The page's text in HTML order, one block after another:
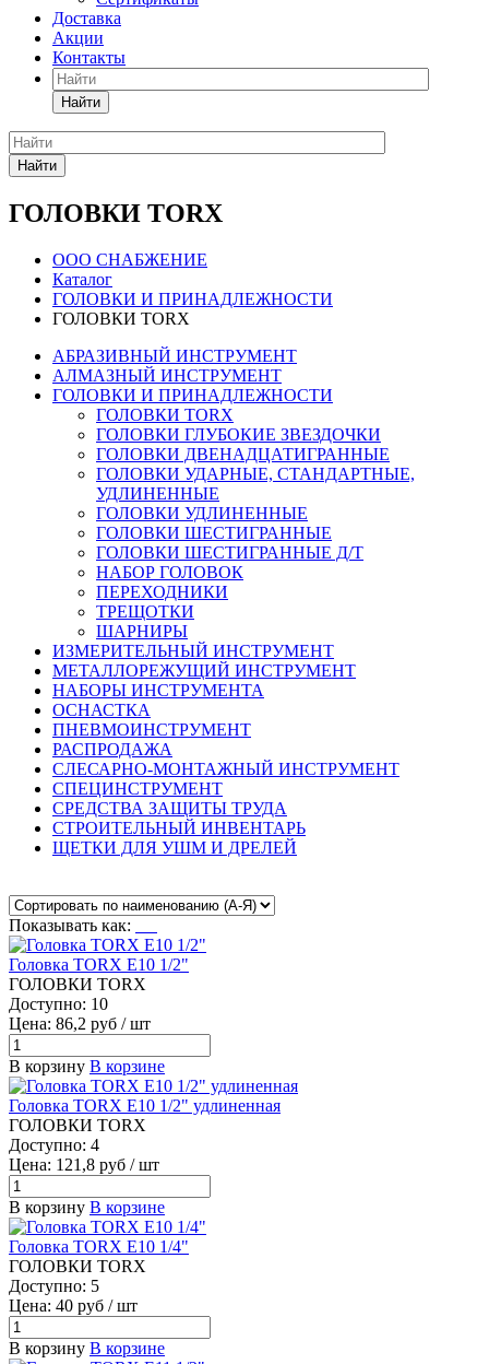
Доставка
Акции
Контакты
Найти
Найти
ГОЛОВКИ TORX
ООО СНАБЖЕНИЕ
Каталог
ГОЛОВКИ И ПРИНАДЛЕЖНОСТИ
ГОЛОВКИ TORX
АБРАЗИВНЫЙ ИНСТРУМЕНТ
АЛМАЗНЫЙ ИНСТРУМЕНТ
ГОЛОВКИ И ПРИНАДЛЕЖНОСТИ
ГОЛОВКИ TORX
ГОЛОВКИ ГЛУБОКИЕ ЗВЕЗДОЧКИ
ГОЛОВКИ ДВЕНАДЦАТИГРАННЫЕ
ГОЛОВКИ УДАРНЫЕ, СТАНДАРТНЫЕ,
УДЛИНЕННЫЕ
ГОЛОВКИ УДЛИНЕННЫЕ
ГОЛОВКИ ШЕСТИГРАННЫЕ
ГОЛОВКИ ШЕСТИГРАННЫЕ Д/Т
НАБОР ГОЛОВОК
ПЕРЕХОДНИКИ
ТРЕЩОТКИ
ШАРНИРЫ
ИЗМЕРИТЕЛЬНЫЙ ИНСТРУМЕНТ
МЕТАЛЛОРЕЖУЩИЙ ИНСТРУМЕНТ
НАБОРЫ ИНСТРУМЕНТА
ОСНАСТКА
ПНЕВМОИНСТРУМЕНТ
РАСПРОДАЖА
СЛЕСАРНО-МОНТАЖНЫЙ ИНСТРУМЕНТ
СПЕЦИНСТРУМЕНТ
СРЕДСТВА ЗАЩИТЫ ТРУДА
СТРОИТЕЛЬНЫЙ ИНВЕНТАРЬ
ЩЕТКИ ДЛЯ УШМ И ДРЕЛЕЙ
Показывать как:
Головка TORX E10 1/2"
ГОЛОВКИ TORX
Доступно: 10
Цена: 86,2 руб / шт
В корзину В корзине
Головка TORX E10 1/2" удлиненная
ГОЛОВКИ TORX
Доступно: 4
Цена: 121,8 руб / шт
В корзину В корзине
Головка TORX E10 1/4"
ГОЛОВКИ TORX
Доступно: 5
Цена: 40 руб / шт
В корзину В корзине